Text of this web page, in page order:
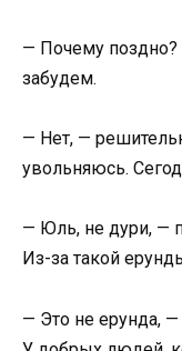
— Почему поздно?
забудем.
— Нет, —
увольняюсь.
— Юль, не дури, —
Из-за такой
— Это не ерунда,